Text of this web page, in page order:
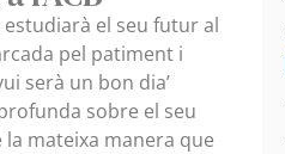
estudiarà el seu futur al
pel patiment i
serà un bon dia’
sobre el seu
mateixa manera que